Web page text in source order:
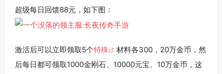
超级每日回馈88元，如下图：
激活后可以立即领取5个特殊
材料各300，20万金币，然
后每日都可领取1000金刚石、10000元宝、10万金币，这